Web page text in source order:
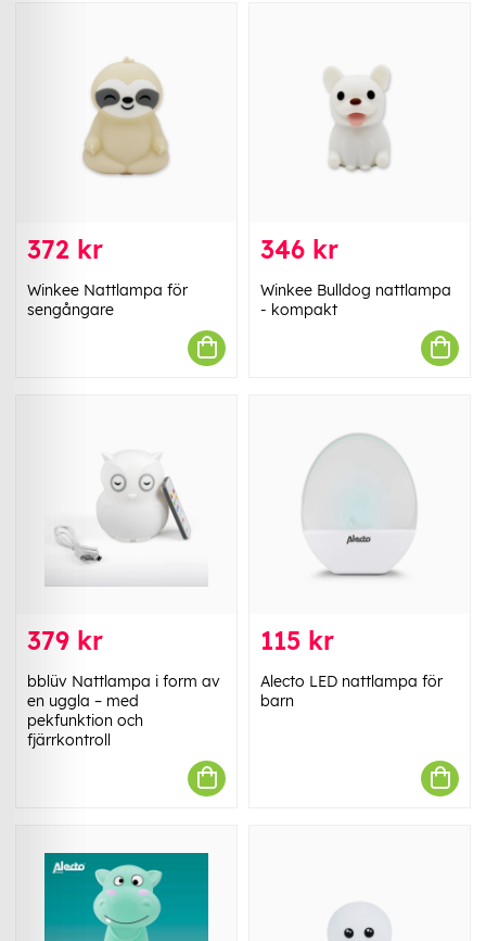
372 kr
Winkee Nattlampa för
sengångare
346 kr
Winkee Bulldog nattlampa
- kompakt
379 kr
bblüv Nattlampa i form av
en uggla – med
pekfunktion och
fjärrkontroll
115 kr
Alecto LED nattlampa för
barn